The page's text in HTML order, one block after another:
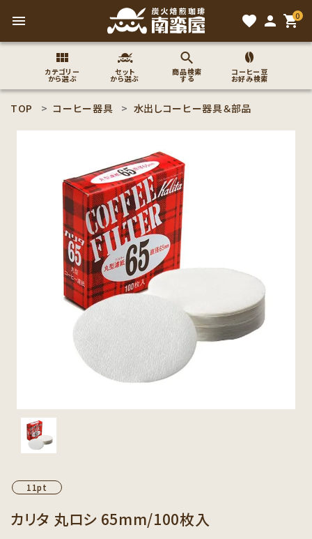
menu favorite person 0
shopping_cart
カテゴリー
から選ぶ
セット
から選ぶ
商品検索
する
コーヒー豆
お好み検索
search
ようこそ ゲスト 様
ログイン person 新規会員登録
コーヒー豆のこだわり
コーヒー豆お好み検索
カテゴリーから探す
セット商品から探す
インフォメーション
TOP コーヒー器具 水出しコーヒー器具＆部品
11pt
カリタ 丸ロシ 65mm/100枚入